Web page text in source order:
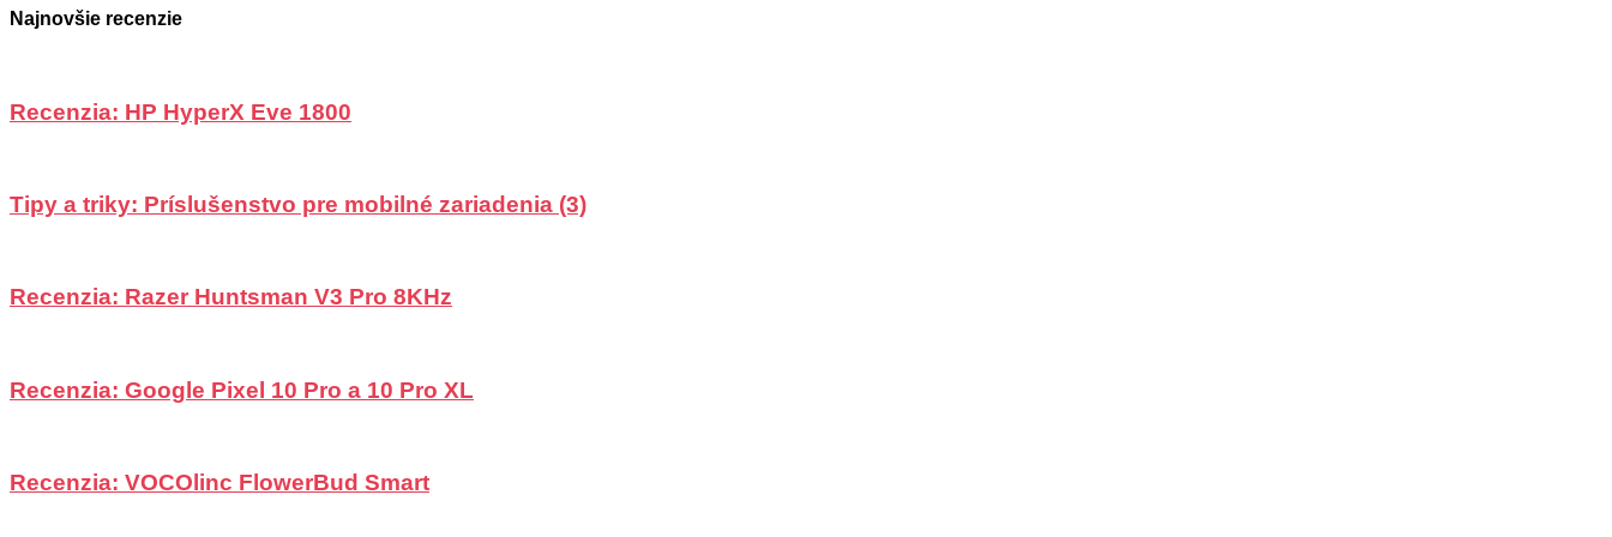
Najnovšie recenzie
Recenzia: HP HyperX Eve 1800
Tipy a triky: Príslušenstvo pre mobilné zariadenia (3)
Recenzia: Razer Huntsman V3 Pro 8KHz
Recenzia: Google Pixel 10 Pro a 10 Pro XL
Recenzia: VOCOlinc FlowerBud Smart